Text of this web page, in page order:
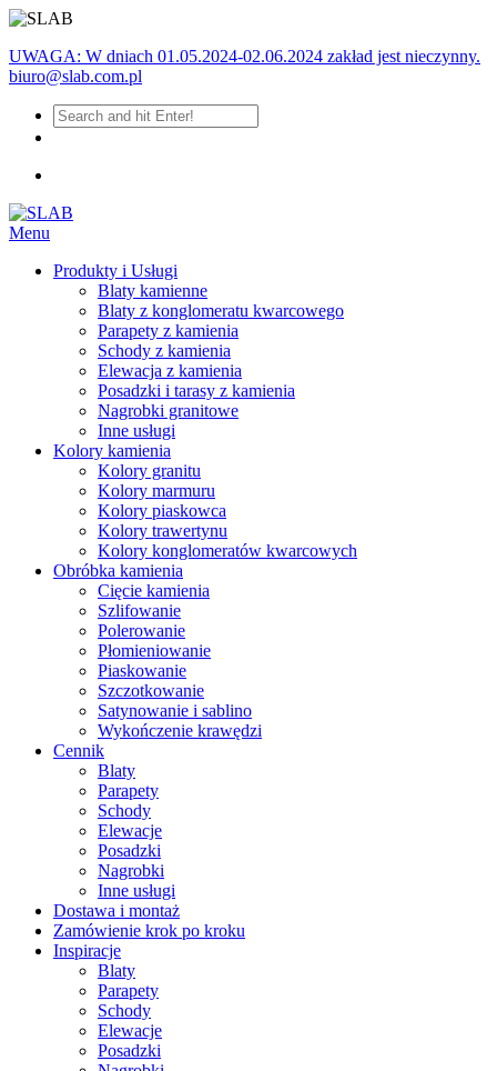
UWAGA: W dniach 01.05.2024-02.06.2024 zakład jest nieczynny.
biuro@slab.com.pl
Menu
Produkty i Usługi
Blaty kamienne
Blaty z konglomeratu kwarcowego
Parapety z kamienia
Schody z kamienia
Elewacja z kamienia
Posadzki i tarasy z kamienia
Nagrobki granitowe
Inne usługi
Kolory kamienia
Kolory granitu
Kolory marmuru
Kolory piaskowca
Kolory trawertynu
Kolory konglomeratów kwarcowych
Obróbka kamienia
Cięcie kamienia
Szlifowanie
Polerowanie
Płomieniowanie
Piaskowanie
Szczotkowanie
Satynowanie i sablino
Wykończenie krawędzi
Cennik
Blaty
Parapety
Schody
Elewacje
Posadzki
Nagrobki
Inne usługi
Dostawa i montaż
Zamówienie krok po kroku
Inspiracje
Blaty
Parapety
Schody
Elewacje
Posadzki